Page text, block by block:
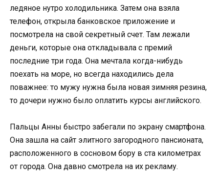
ледяное нутро холодильника. Затем она взяла
телефон, открыла банковское приложение и
посмотрела на свой секретный счет. Там лежали
деньги, которые она откладывала с премий
последние три года. Она мечтала когда-нибудь
поехать на море, но всегда находились дела
поважнее: то мужу нужна была новая зимняя резина,
то дочери нужно было оплатить курсы английского.
Пальцы Анны быстро забегали по экрану смартфона.
Она зашла на сайт элитного загородного пансионата,
расположенного в сосновом бору в ста километрах
от города. Она давно смотрела на их рекламу.